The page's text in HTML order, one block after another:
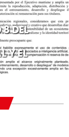
DEL
Y EL